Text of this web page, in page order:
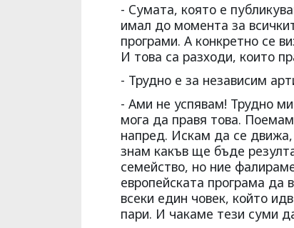
- Сумата, която е
имал до момента за
програми. А конкретно се
И това са разходи, които
- Трудно е за независим
- Ами не успявам! Трудно
мога да правя това.
напред. Искам да се
знам какъв ще бъде
семейство, но ние
европейската програма
всеки един човек, който
пари. И чакаме тези суми